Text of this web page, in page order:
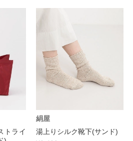
トライ
絹屋
湯上りシルク靴下(サンド)